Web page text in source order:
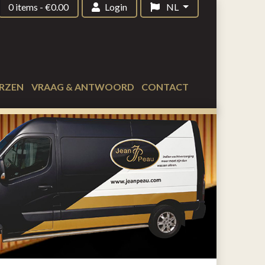
0 items -€0.00 Login NL
VRAAG & ANTWOORD CONTACT